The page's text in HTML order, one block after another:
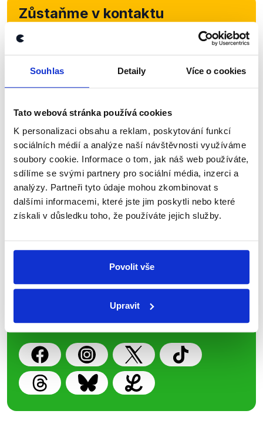
Souhlas Detaily Více o cookies
Tato webová stránka používá cookies
K personalizaci obsahu a reklam, poskytování funkcí
sociálních médií a analýze naší návštěvnosti využíváme
soubory cookie. Informace o tom, jak náš web používáte,
sdílíme se svými partnery pro sociální média, inzerci a
analýzy. Partneři tyto údaje mohou zkombinovat s
dalšími informacemi, které jste jim poskytli nebo které
získali v důsledku toho, že používáte jejich služby.
Povolit vše
Upravit
Zůstaňme v kontaktu
Přihlaste se k odběru našeho
newsletteru nebowhatsappového
kanálu, kde pravidelně přinášíme
Začněte nás odebírat, a mějte tak
přehled o tom, jaké dezinformace a
nepravdy se zrovna v Česku šíří.
Newsletter WhatsApp
Sociální sítě
Nenechte si ujít nejnovější události
z Demagog.cz. Sdílením našich
příspěvků přátelům podpoříte naši
práci.